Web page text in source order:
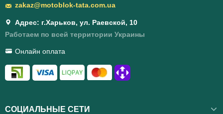
zakaz@motoblok-tata.com.ua
Адрес: г.Харьков, ул. Раевской, 10
Работаем по всей территории Украины
Онлайн оплата
СОЦИАЛЬНЫЕ СЕТИ